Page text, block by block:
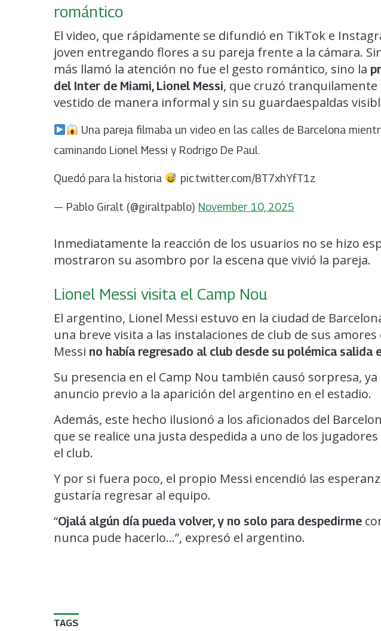
romántico
El video, que rápidamente se difundió en TikTok e
joven entregando flores a su pareja frente a la cámara.
más llamó la atención no fue el gesto romántico, sino la
del Inter de Miami, Lionel Messi, que cruzó tranquilamente
vestido de manera informal y sin su guardaespaldas
Una pareja filmaba un video en las calles de Barcelona
caminando Lionel Messi y Rodrigo De Paul.
Quedó para la historia pic.twitter.com/BT7xhYfT1z
— Pablo Giralt (@giraltpablo) November 10, 2025
Inmediatamente la reacción de los usuarios no se hizo
mostraron su asombro por la escena que vivió la pareja.
Lionel Messi visita el Camp Nou
El argentino, Lionel Messi estuvo en la ciudad de
una breve visita a las instalaciones de club de sus amores
Messi no había regresado al club desde su polémica salida
Su presencia en el Camp Nou también causó sorpresa,
anuncio previo a la aparición del argentino en el estadio.
Además, este hecho ilusionó a los aficionados del
que se realice una justa despedida a uno de los
el club.
Y por si fuera poco, el propio Messi encendió las
gustaría regresar al equipo.
“Ojalá algún día pueda volver, y no solo para despedirme
nunca pude hacerlo…”, expresó el argentino.
TAGS